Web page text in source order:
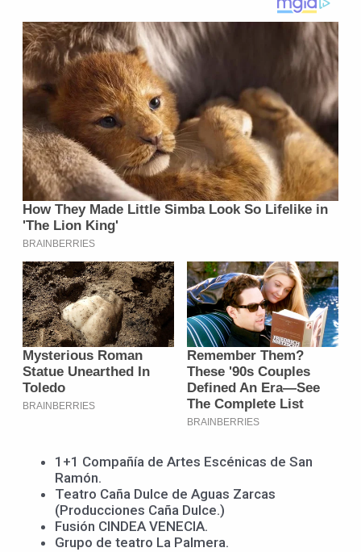
1+1 Compañía de Artes Escénicas de San
Ramón.
Teatro Caña Dulce de Aguas Zarcas
(Producciones Caña Dulce.)
Fusión CINDEA VENECIA.
Grupo de teatro La Palmera.